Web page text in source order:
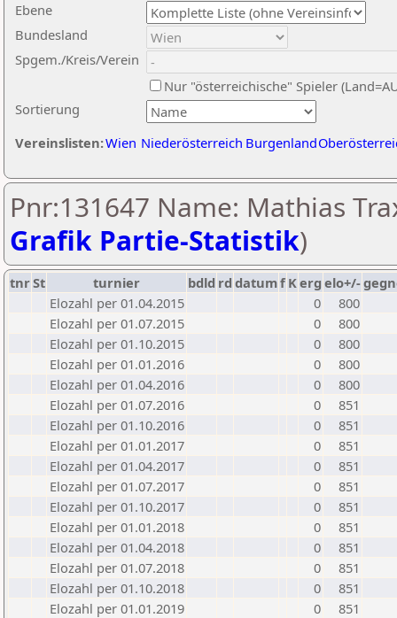
Ebene
Sortierung
Bundesland
Spgem./Kreis/Verein
Nur "österreichische" Spieler
Vereinslisten:Wien Niederösterreich Burgenland
Pnr:131647 Name: Mathias
Grafik Partie-Statistik)
tnrSt turnier bdld rd datumf Kerg elo+/-
Elozahl per 01.04.2015
0
800
Elozahl per 01.07.2015
0
800
Elozahl per 01.10.2015
0
800
Elozahl per 01.01.2016
0
800
Elozahl per 01.04.2016
0
800
Elozahl per 01.07.2016
0
851
Elozahl per 01.10.2016
0
851
Elozahl per 01.01.2017
0
851
Elozahl per 01.04.2017
0
851
Elozahl per 01.07.2017
0
851
Elozahl per 01.10.2017
0
851
Elozahl per 01.01.2018
0
851
Elozahl per 01.04.2018
0
851
Elozahl per 01.07.2018
0
851
Elozahl per 01.10.2018
0
851
Elozahl per 01.01.2019
0
851